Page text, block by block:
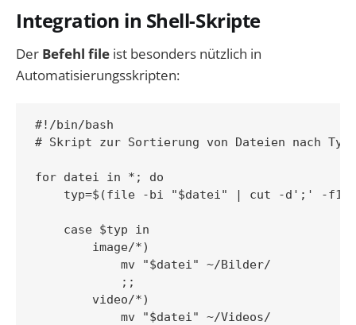
Integration in Shell-Skripte
Der Befehl file ist besonders nützlich in
Automatisierungsskripten:
#!/bin/bash
# Skript zur Sortierung von Dateien nach Typ
for datei in *; do
    typ=$(file -bi "$datei" | cut -d';' -f1)
    case $typ in
        image/*)
            mv "$datei" ~/Bilder/
            ;;
        video/*)
            mv "$datei" ~/Videos/